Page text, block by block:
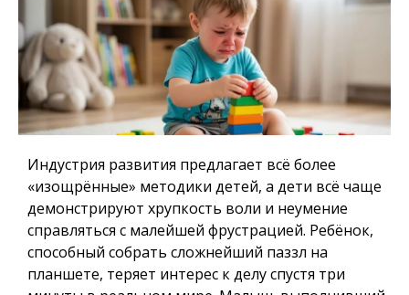
Индустрия развития предлагает всё более
«изощрённые» методики детей, а дети всё чаще
демонстрируют хрупкость воли и неумение
справляться с малейшей фрустрацией. Ребёнок,
способный собрать сложнейший паззл на
планшете, теряет интерес к делу спустя три